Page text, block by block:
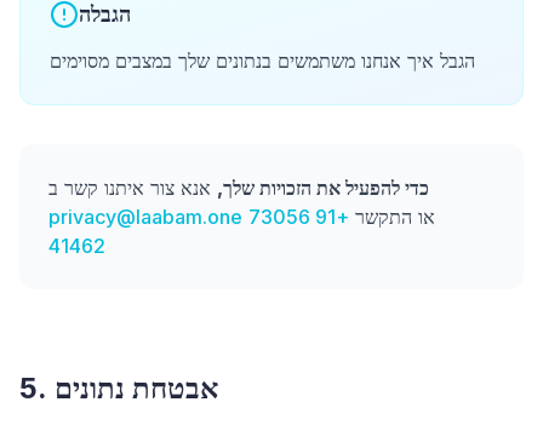
הגבלה
הגבל איך אנחנו משתמשים בנתונים שלך במצבים מסוימים
כדי להפעיל את הזכויות שלך, אנא צור איתנו קשר ב
privacy@laabam.one
או התקשר
+91 73056
41462
5. אבטחת נתונים